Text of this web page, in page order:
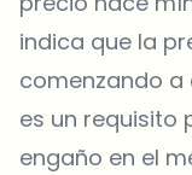
indica que la
comenzando a
es un requisito
engaño en el